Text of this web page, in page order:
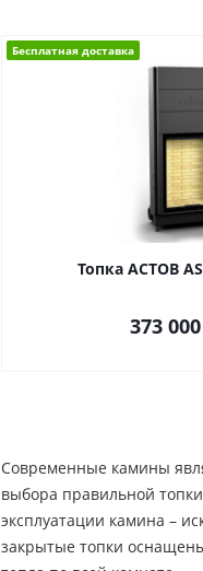
Бесплатная доставка
Топка АСТОВ
373 000
Современные камины
выбора правильной
эксплуатации камина –
закрытые топки